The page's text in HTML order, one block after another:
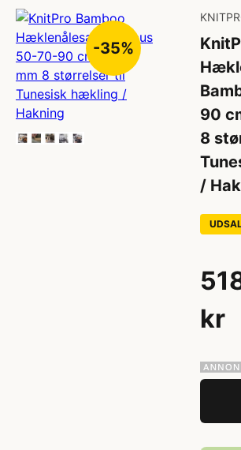
-35%
90
8
/
kr